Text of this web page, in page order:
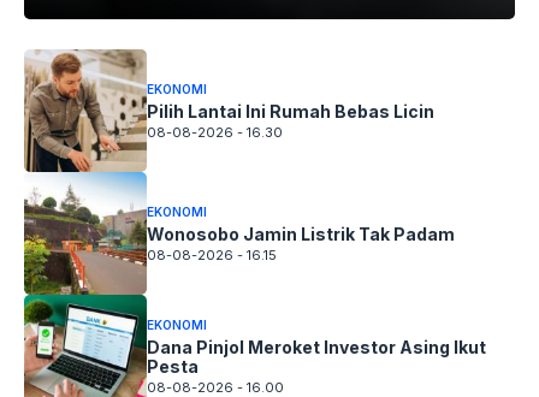
EKONOMI
Pilih Lantai Ini Rumah Bebas Licin
08-08-2026 - 16.30
EKONOMI
Wonosobo Jamin Listrik Tak Padam
08-08-2026 - 16.15
EKONOMI
Dana Pinjol Meroket Investor Asing Ikut
Pesta
08-08-2026 - 16.00